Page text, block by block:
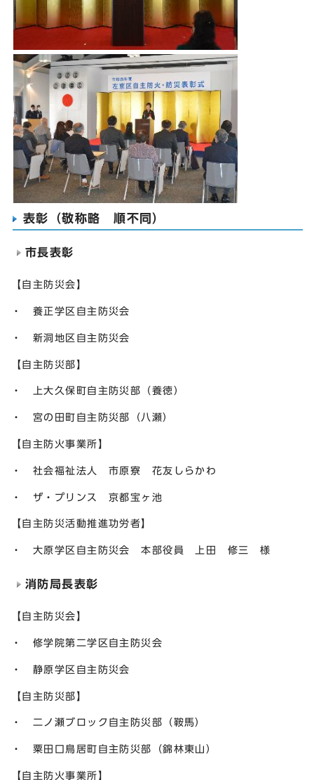
表彰（敬称略 順不同）
市長表彰
【自主防災会】
・ 養正学区自主防災会
・ 新洞地区自主防災会
【自主防災部】
・ 上大久保町自主防災部（養徳）
・ 宮の田町自主防災部（八瀬）
【自主防火事業所】
・ 社会福祉法人 市原寮 花友しらかわ
・ ザ・プリンス 京都宝ヶ池
【自主防災活動推進功労者】
・ 大原学区自主防災会 本部役員 上田 修三 様
消防局長表彰
【自主防災会】
・ 修学院第二学区自主防災会
・ 静原学区自主防災会
【自主防災部】
・ 二ノ瀬ブロック自主防災部（鞍馬）
・ 粟田口鳥居町自主防災部（錦林東山）
【自主防火事業所】